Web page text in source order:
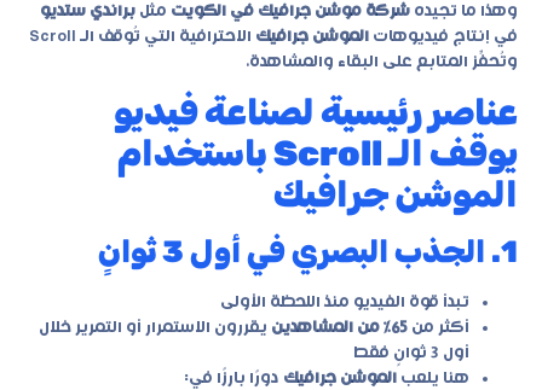
وهذا ما تجيده شركة موشن جرافيك في الكويت مثل براندي ستديو
في إنتاج فيديوهات الموشن جرافيك
الاحترافية التي تُوقف الـ Scroll
وتُحفِّز المتابع على البقاء والمشاهدة.
عناصر رئيسية لصناعة فيديو
يوقف الـ Scroll باستخدام
الموشن جرافيك
1. الجذب البصري في أول 3 ثوانٍ
تبدأ قوة الفيديو منذ اللحظة الأولى
أكثر من 65٪ من المشاهدين
يقررون الاستمرار أو التمرير خلال
أول 3 ثوانٍ فقط
هنا يلعب الموشن جرافيك دورًا بارزًا في: